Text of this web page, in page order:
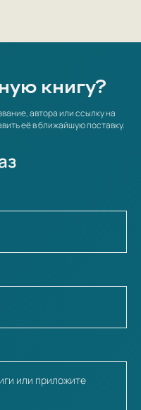
книгу?
автора или ссылку на
её в ближайшую поставку.